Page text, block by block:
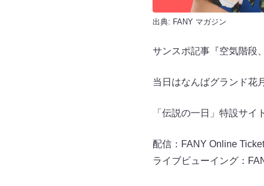
出典: FANY マガジン
サンスポ記事『空気階段
当日はなんばグランド花
「伝説の一日」特設サイ
配信：FANY Online
ライブビューイング：